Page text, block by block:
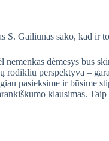
S. Gailiūnas sako, kad ir
dėmesys bus
perspektyva –
pasieksime ir būsime
klausimas.